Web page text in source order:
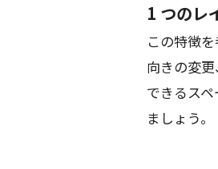
1 つのレ
この特徴
向きの変
できるス
ましょう。